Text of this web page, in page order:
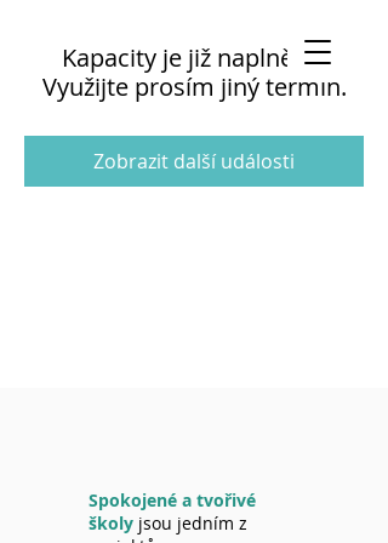
Kapacity je již naplněna.
Využijte prosím jiný termín.
Zobrazit další události
Spokojené a tvořivé
školy jsou jedním z